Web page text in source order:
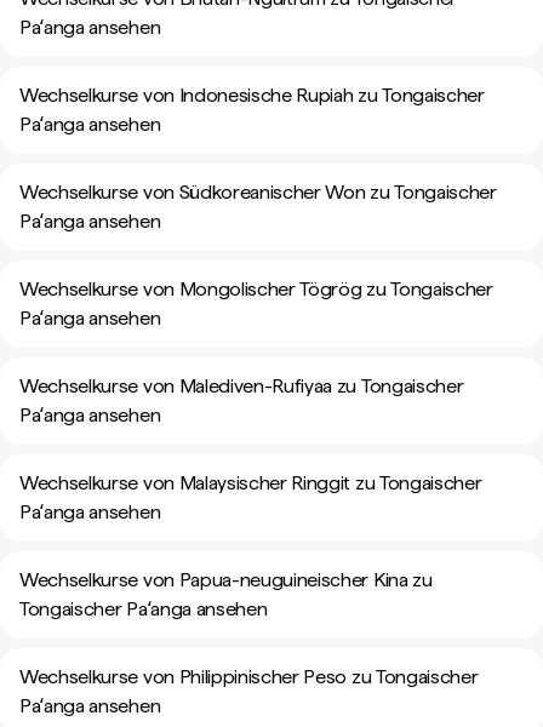
Paʻanga ansehen
Wechselkurse von Indonesische Rupiah zu Tongaischer
Paʻanga ansehen
Wechselkurse von Südkoreanischer Won zu Tongaischer
Paʻanga ansehen
Wechselkurse von Mongolischer Tögrög zu Tongaischer
Paʻanga ansehen
Wechselkurse von Malediven-Rufiyaa zu Tongaischer
Paʻanga ansehen
Wechselkurse von Malaysischer Ringgit zu Tongaischer
Paʻanga ansehen
Wechselkurse von Papua-neuguineischer Kina zu
Tongaischer Paʻanga ansehen
Wechselkurse von Philippinischer Peso zu Tongaischer
Paʻanga ansehen